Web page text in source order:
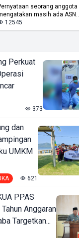
seorang anggota
masih ada ASN...
12545
Perkuat
373
dan
UMKM
621
PPAS
Anggaran
Targetkan...